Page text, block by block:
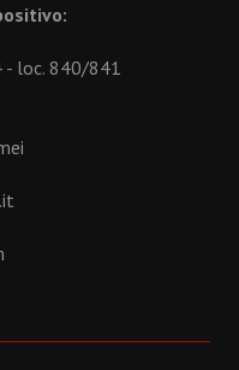
- loc. 840/841